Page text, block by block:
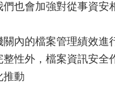
也會加強對從事資安
內的檔案管理績效進
性外，檔案資訊安全
推動